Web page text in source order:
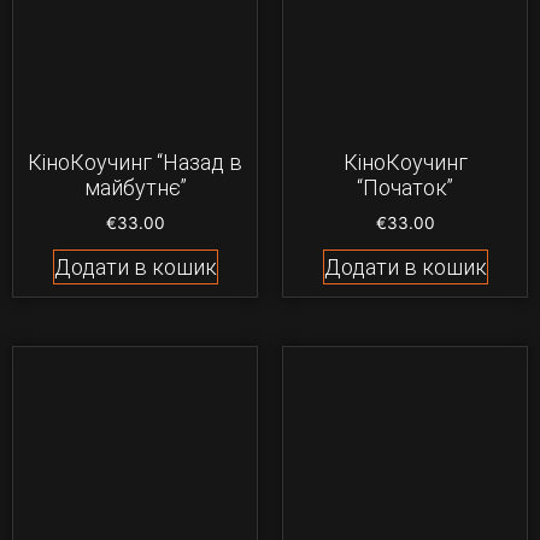
КіноКоучинг “Назад в
майбутнє”
€33.00
Додати в кошик
КіноКоучинг
“Початок”
€33.00
Додати в кошик